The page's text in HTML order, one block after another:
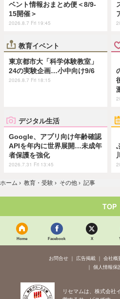
ベント情報おまとめ便＜8/9-
15開催＞
2026.8.7 Fri 19:45
教育イベント
東京都市大「科学体験教室」
24の実験企画…小中向け9/6
2026.8.7 Fri 18:15
デジタル生活
Google、アプリ向け年齢確認
APIを年内に世界展開…未成年
者保護を強化
2026.7.31 Fri 13:45
ホーム › 教育・受験 › その他 › 記事
TOP
Home Facebook X
お問合せ 広告掲載 会社概
個人情報保
リセマムは、株式会社